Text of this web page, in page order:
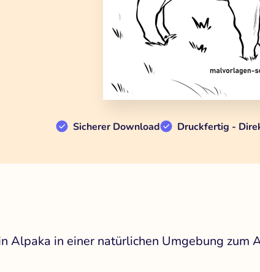
Sicherer Download Druckfertig -
Alpaka in einer natürlichen Umgebung zum